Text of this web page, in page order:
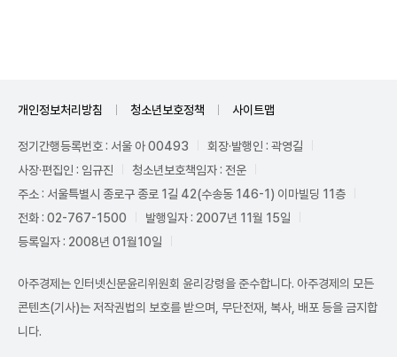
개인정보처리방침 청소년보호정책 사이트맵
정기간행등록번호 : 서울 아 00493
회장·발행인 : 곽영길
사장·편집인 : 임규진
청소년보호책임자 : 전운
주소 : 서울특별시 종로구 종로 1길 42(수송동 146-1) 이마빌딩 11층
전화 : 02-767-1500
발행일자 : 2007년 11월 15일
등록일자 : 2008년 01월10일
아주경제는 인터넷신문윤리위원회 윤리강령을 준수합니다. 아주경제의 모든
콘텐츠(기사)는 저작권법의 보호를 받으며, 무단전재, 복사, 배포 등을 금지합
니다.